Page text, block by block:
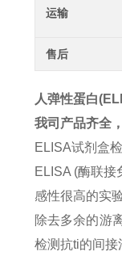
运输
售后
人弹性蛋白
我司产品齐全
ELISA试剂盒
ELISA (酶联
感性很高的实
除去多余的游
检测抗ti的间接